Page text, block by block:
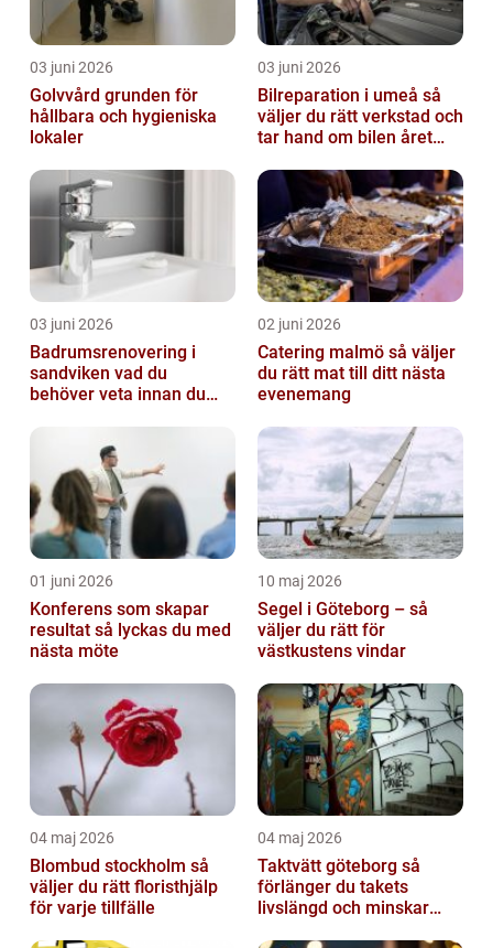
03 juni 2026
Golvvård grunden för
hållbara och hygieniska
lokaler
03 juni 2026
Bilreparation i umeå så
väljer du rätt verkstad och
tar hand om bilen året
03 juni 2026
Badrumsrenovering i
sandviken vad du
behöver veta innan du
02 juni 2026
Catering malmö så väljer
du rätt mat till ditt nästa
evenemang
01 juni 2026
Konferens som skapar
resultat så lyckas du med
nästa möte
10 maj 2026
Segel i Göteborg – så
väljer du rätt för
västkustens vindar
04 maj 2026
Blombud stockholm så
väljer du rätt floristhjälp
för varje tillfälle
04 maj 2026
Taktvätt göteborg så
förlänger du takets
livslängd och minskar